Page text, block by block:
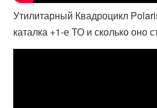
Утилитарный Квадроцикл
каталка +1-е ТО и сколько оно